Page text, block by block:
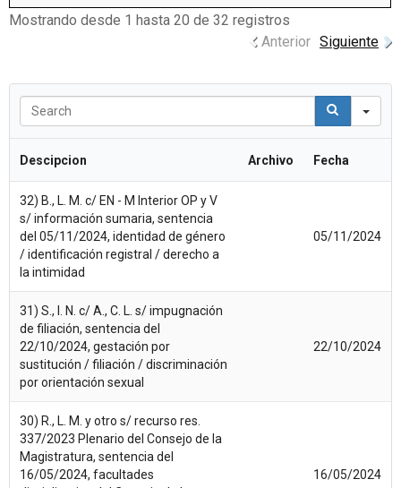
Mostrando desde 1 hasta 20 de 32 registros
Anterior Siguiente
e
Descipcion Archivo Fecha
32) B., L. M. c/ EN - M Interior OP y V
s/ información sumaria, sentencia
del 05/11/2024, identidad de género
/ identificación registral / derecho a
la intimidad
05/11/2024
31) S., I. N. c/ A., C. L. s/ impugnación
de filiación, sentencia del
22/10/2024, gestación por
sustitución / filiación / discriminación
por orientación sexual
22/10/2024
30) R., L. M. y otro s/ recurso res.
337/2023 Plenario del Consejo de la
Magistratura, sentencia del
16/05/2024, facultades
16/05/2024